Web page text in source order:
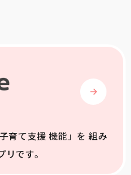
育て支援 機能」を 組み
です。